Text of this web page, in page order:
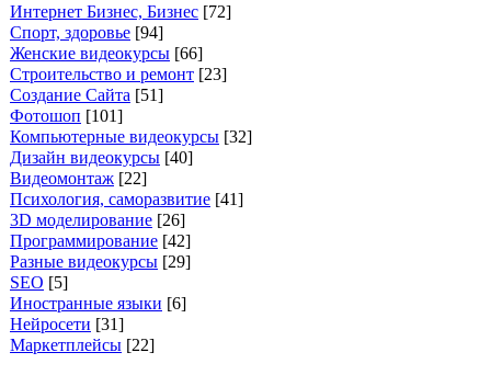
Интернет Бизнес, Бизнес [72]
Спорт, здоровье [94]
Женские видеокурсы [66]
Строительство и ремонт [23]
Создание Сайта [51]
Фотошоп [101]
Компьютерные видеокурсы [32]
Дизайн видеокурсы [40]
Видеомонтаж [22]
Психология, саморазвитие [41]
3D моделирование [26]
Программирование [42]
Разные видеокурсы [29]
SEO [5]
Иностранные языки [6]
Нейросети [31]
Маркетплейсы [22]